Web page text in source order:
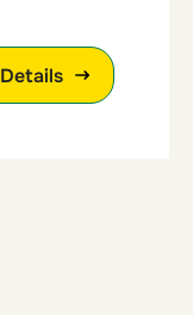
Details